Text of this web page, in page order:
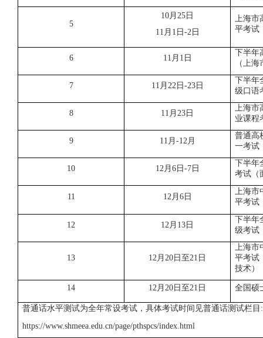
5
10月 25日
11 月 1日-2日
上海市
平考试
6 11月1日
下半年
（上
7 11 月 22日-23日
下半年
级口语
8 11月23日
上海市
业课程
9 11 月 -12月
普通高
一考试
10 12月 6日-7日
下半年
考试 （
11 12月6日
上海市
平考试
12 12月 13日
下半年
级考试
13 12月20日至21日
上海市
平考试
技术）
14 12月20日至21日 全国硕
普通话水平测试为全年常设考试 ， 具体考试时间见普通话测试栏目 :
https://www.shmeea.edu.cn/page/pthspcs/index.html